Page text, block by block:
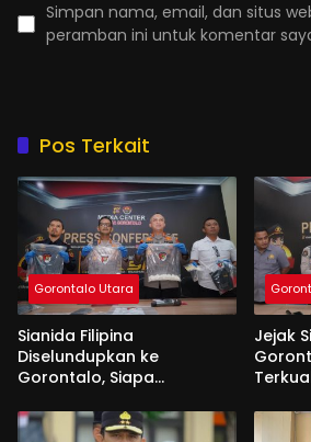
Simpan nama, email, dan situs
peramban ini untuk komentar
Pos Terkait
Gorontalo Utara
Sianida Filipina
Diselundupkan ke
Gorontalo, Siapa
Jejak